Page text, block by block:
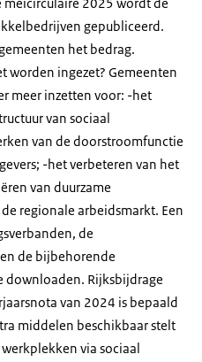
gepubliceerd.
het bedrag.
worden ingezet? Gemeenten
meer inzetten voor: -het
van sociaal
van de doorstroomfunctie
-het verbeteren van het
van duurzame
regionale arbeidsmarkt. Een
de
de bijbehorende
downloaden. Rijksbijdrage
van 2024 is bepaald
middelen beschikbaar stelt
via sociaal